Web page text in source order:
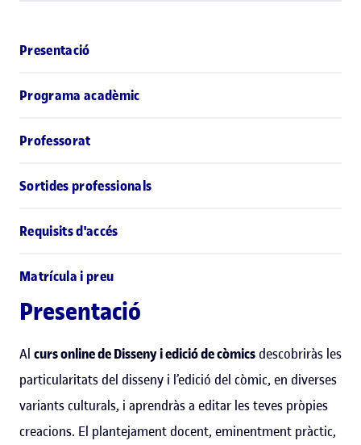
Presentació
Programa acadèmic
Professorat
Sortides professionals
Requisits d'accés
Matrícula i preu
Presentació
Al curs online de Disseny i edició de còmics descobriràs les
particularitats del disseny i l’edició del còmic, en diverses
variants culturals, i aprendràs a editar les teves pròpies
creacions. El plantejament docent, eminentment pràctic,